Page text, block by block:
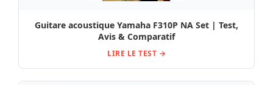
Guitare acoustique Yamaha F310P NA Set | Test,
Avis & Comparatif
LIRE LE TEST →